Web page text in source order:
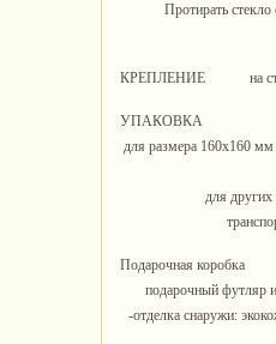
Протирать
КРЕПЛЕНИЕ на
УПАКОВКА
для размера 160х160 мм
для
Подарочная коробка
подарочный футляр
-отделка снаружи: